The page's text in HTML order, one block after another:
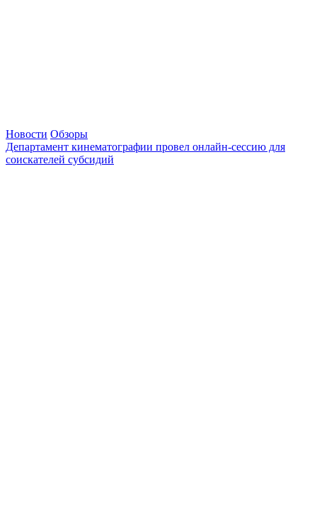
Новости Обзоры
Департамент кинематографии провел онлайн-сессию для
соискателей субсидий